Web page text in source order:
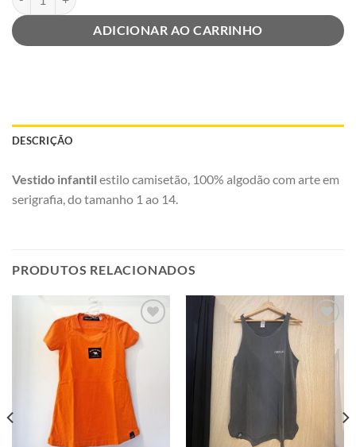
ADICIONAR AO CARRINHO
DESCRIÇÃO
Vestido infantil estilo camisetão, 100% algodão com arte em
serigrafia, do tamanho 1 ao 14.
PRODUTOS RELACIONADOS
Adicionar
a minha